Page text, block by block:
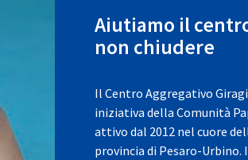
Aiutiamo il
non chiudere
Il Centro Aggregativo
iniziativa della Comunità
attivo dal 2012 nel cuore
provincia di Pesaro-